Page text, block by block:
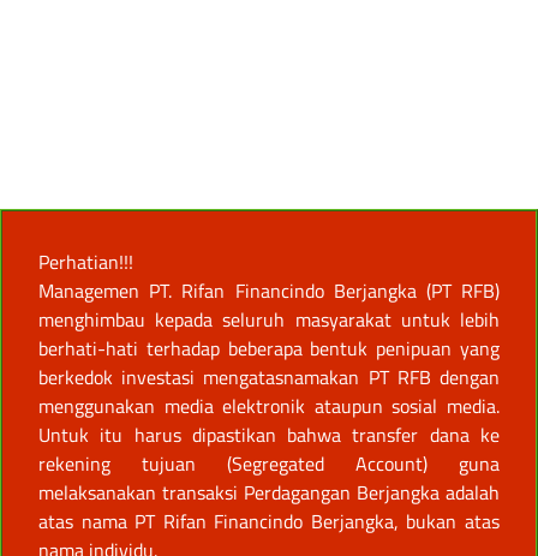
Perhatian!!!
Managemen PT. Rifan Financindo Berjangka (PT RFB)
menghimbau kepada seluruh masyarakat untuk lebih
berhati-hati terhadap beberapa bentuk penipuan yang
berkedok investasi mengatasnamakan PT RFB dengan
menggunakan media elektronik ataupun sosial media.
Untuk itu harus dipastikan bahwa transfer dana ke
rekening tujuan (Segregated Account) guna
melaksanakan transaksi Perdagangan Berjangka adalah
atas nama PT Rifan Financindo Berjangka, bukan atas
nama individu.